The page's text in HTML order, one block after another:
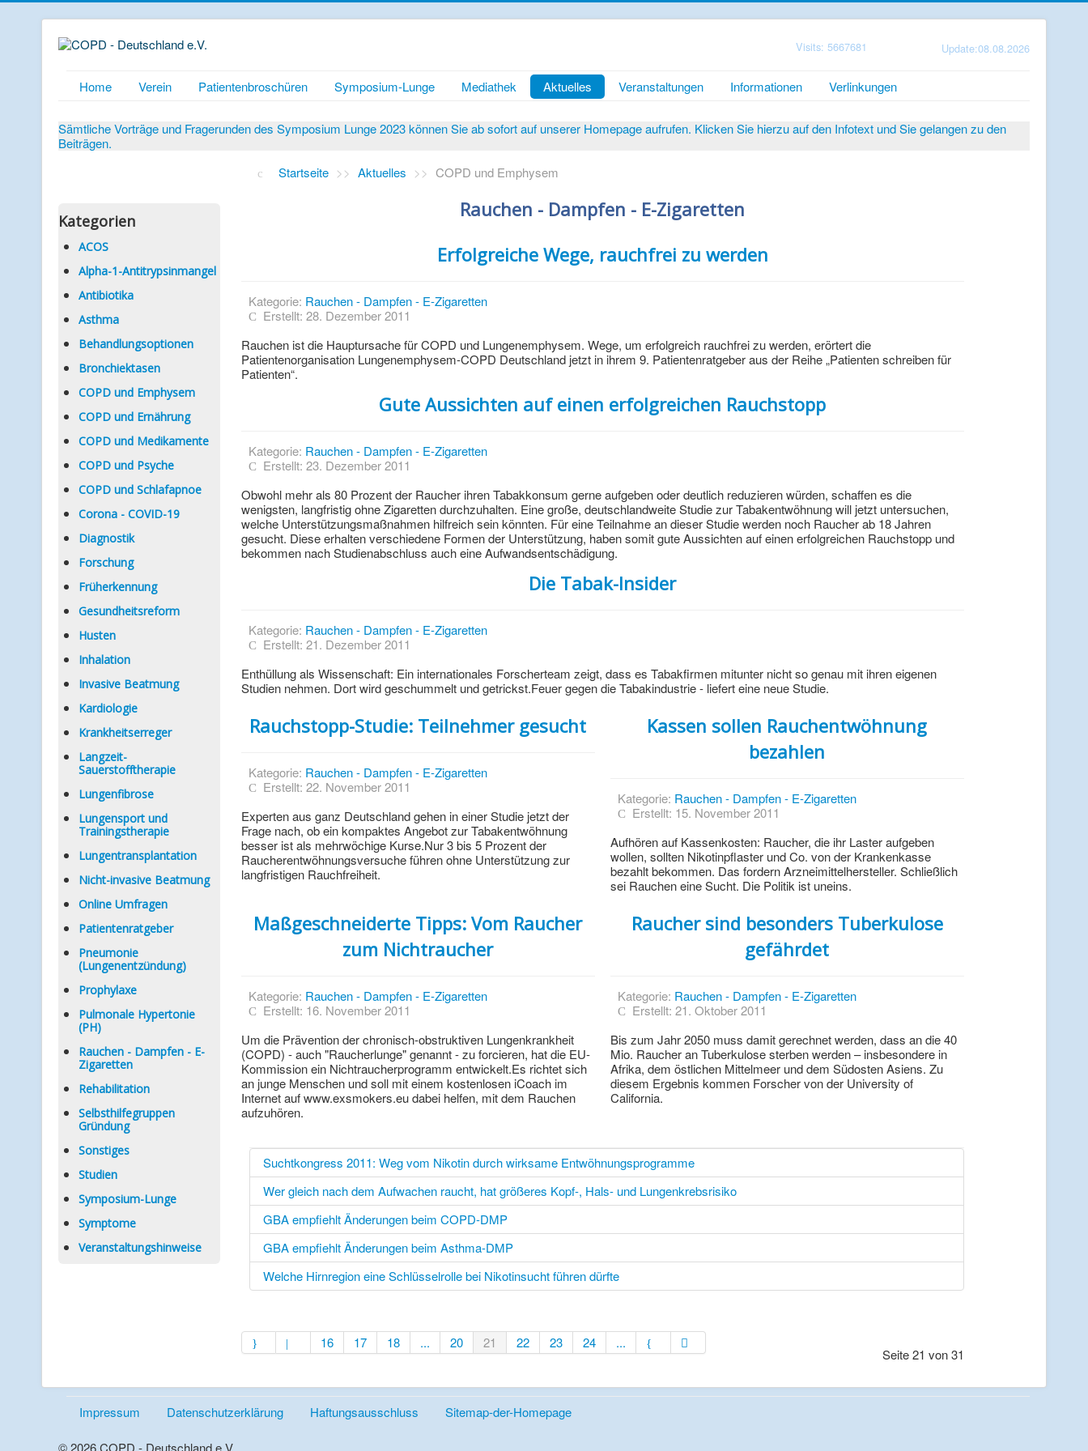
Visits: 5667681 Update:08.08.2026
Home Verein Patientenbroschüren Symposium-Lunge Mediathek Aktuelles Veranstaltungen Informationen Verlinkungen
Sämtliche Vorträge und Fragerunden des Symposium Lunge 2023 können Sie ab sofort auf unserer Homepage aufrufen. Klicken Sie hierzu auf den Infotext und Sie gelangen zu den
Beiträgen.
Kategorien
ACOS
Alpha-1-Antitrypsinmangel
Antibiotika
Asthma
Behandlungsoptionen
Bronchiektasen
COPD und Emphysem
COPD und Ernährung
COPD und Medikamente
COPD und Psyche
COPD und Schlafapnoe
Corona - COVID-19
Diagnostik
Forschung
Früherkennung
Gesundheitsreform
Husten
Inhalation
Invasive Beatmung
Kardiologie
Krankheitserreger
Langzeit-
Sauerstofftherapie
Lungenfibrose
Lungensport und
Trainingstherapie
Lungentransplantation
Nicht-invasive Beatmung
Online Umfragen
Patientenratgeber
Pneumonie
(Lungenentzündung)
Prophylaxe
Pulmonale Hypertonie
(PH)
Rauchen - Dampfen - E-
Zigaretten
Rehabilitation
Selbsthilfegruppen
Gründung
Sonstiges
Studien
Symposium-Lunge
Symptome
Veranstaltungshinweise
Startseite >> Aktuelles >> COPD und Emphysem
Rauchen - Dampfen - E-Zigaretten
Erfolgreiche Wege, rauchfrei zu werden
Kategorie: Rauchen - Dampfen - E-Zigaretten
Erstellt: 28. Dezember 2011
Rauchen ist die Hauptursache für COPD und Lungenemphysem. Wege, um erfolgreich rauchfrei zu werden, erörtert die
Patientenorganisation Lungenemphysem-COPD Deutschland jetzt in ihrem 9. Patientenratgeber aus der Reihe „Patienten schreiben für
Patienten“.
Gute Aussichten auf einen erfolgreichen Rauchstopp
Kategorie: Rauchen - Dampfen - E-Zigaretten
Erstellt: 23. Dezember 2011
Obwohl mehr als 80 Prozent der Raucher ihren Tabakkonsum gerne aufgeben oder deutlich reduzieren würden, schaffen es die
wenigsten, langfristig ohne Zigaretten durchzuhalten. Eine große, deutschlandweite Studie zur Tabakentwöhnung will jetzt untersuchen,
welche Unterstützungsmaßnahmen hilfreich sein könnten. Für eine Teilnahme an dieser Studie werden noch Raucher ab 18 Jahren
gesucht. Diese erhalten verschiedene Formen der Unterstützung, haben somit gute Aussichten auf einen erfolgreichen Rauchstopp und
bekommen nach Studienabschluss auch eine Aufwandsentschädigung.
Die Tabak-Insider
Kategorie: Rauchen - Dampfen - E-Zigaretten
Erstellt: 21. Dezember 2011
Enthüllung als Wissenschaft: Ein internationales Forscherteam zeigt, dass es Tabakfirmen mitunter nicht so genau mit ihren eigenen
Studien nehmen. Dort wird geschummelt und getrickst.Feuer gegen die Tabakindustrie - liefert eine neue Studie.
Rauchstopp-Studie: Teilnehmer gesucht
Kategorie: Rauchen - Dampfen - E-Zigaretten
Erstellt: 22. November 2011
Experten aus ganz Deutschland gehen in einer Studie jetzt der
Frage nach, ob ein kompaktes Angebot zur Tabakentwöhnung
besser ist als mehrwöchige Kurse.Nur 3 bis 5 Prozent der
Raucherentwöhnungsversuche führen ohne Unterstützung zur
langfristigen Rauchfreiheit.
Kassen sollen Rauchentwöhnung
bezahlen
Kategorie: Rauchen - Dampfen - E-Zigaretten
Erstellt: 15. November 2011
Aufhören auf Kassenkosten: Raucher, die ihr Laster aufgeben
wollen, sollten Nikotinpflaster und Co. von der Krankenkasse
bezahlt bekommen. Das fordern Arzneimittelhersteller. Schließlich
sei Rauchen eine Sucht. Die Politik ist uneins.
Maßgeschneiderte Tipps: Vom Raucher
zum Nichtraucher
Kategorie: Rauchen - Dampfen - E-Zigaretten
Erstellt: 16. November 2011
Um die Prävention der chronisch-obstruktiven Lungenkrankheit
(COPD) - auch "Raucherlunge" genannt - zu forcieren, hat die EU-
Kommission ein Nichtraucherprogramm entwickelt.Es richtet sich
an junge Menschen und soll mit einem kostenlosen iCoach im
Internet auf www.exsmokers.eu dabei helfen, mit dem Rauchen
aufzuhören.
Raucher sind besonders Tuberkulose
gefährdet
Kategorie: Rauchen - Dampfen - E-Zigaretten
Erstellt: 21. Oktober 2011
Bis zum Jahr 2050 muss damit gerechnet werden, dass an die 40
Mio. Raucher an Tuberkulose sterben werden – insbesondere in
Afrika, dem östlichen Mittelmeer und dem Südosten Asiens. Zu
diesem Ergebnis kommen Forscher von der University of
California.
Suchtkongress 2011: Weg vom Nikotin durch wirksame Entwöhnungsprogramme
Wer gleich nach dem Aufwachen raucht, hat größeres Kopf-, Hals- und Lungenkrebsrisiko
GBA empfiehlt Änderungen beim COPD-DMP
GBA empfiehlt Änderungen beim Asthma-DMP
Welche Hirnregion eine Schlüsselrolle bei Nikotinsucht führen dürfte
Seite 21 von 31
16 17 18 ... 20 21 22 23 24 ...
Impressum Datenschutzerklärung Haftungsausschluss Sitemap-der-Homepage
© 2026 COPD - Deutschland e.V.